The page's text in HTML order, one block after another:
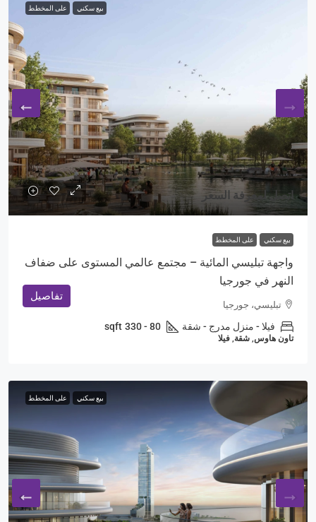
بيع سكني على المخطط
اتصل لمعرفة السعر
بيع سكني على المخطط
واجهة تبليسي المائية – مجتمع عالمي المستوى على ضفاف
النهر في جورجيا
تبليسي، جورجيا
فيلا - منزل مدرج - شقة 80 - 330
sqft
تاون هاوس, شقة, فيلا
تفاصيل
بيع سكني على المخطط